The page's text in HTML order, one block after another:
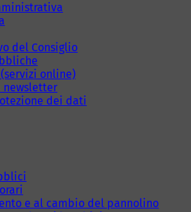
del Consiglio
online)
newsletter
dei dati
e al cambio del pannolino